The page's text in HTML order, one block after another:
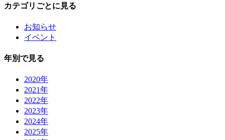
カテゴリごとに見る
お知らせ
イベント
年別で見る
2020年
2021年
2022年
2023年
2024年
2025年